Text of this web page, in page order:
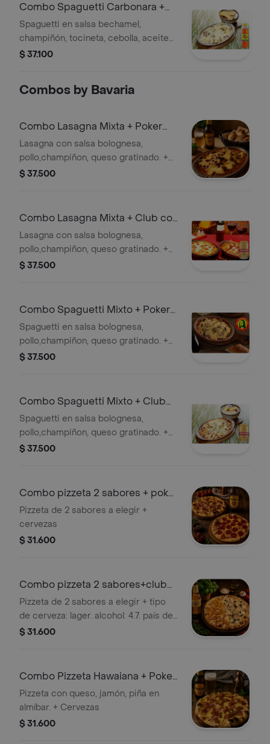
Combo Spaguetti Carbonara +
Colombiana 350 ml
Spaguetti en salsa bechamel,
champiñón, tocineta, cebolla, aceite
de oliva, queso gratinado. + Gaseosa
$ 37.100
Combos by Bavaria
Combo Lasagna Mixta + Poker
355 ml
Lasagna con salsa bolognesa,
pollo,champiñon, queso gratinado. +
Cervezas
$ 37.500
Combo Lasagna Mixta + Club col.
Dorada Lta 330ml
Lasagna con salsa bolognesa,
pollo,champiñon, queso gratinado. +
Tipo de cerveza: Lager. % Alcohol:
$ 37.500
Combo Spaguetti Mixto + Poker
355 ml
Spaguetti en salsa bolognesa,
pollo,champiñon, queso gratinado. +
Cervezas
$ 37.500
Combo Spaguetti Mixto + Club
col. Dorada Lta 330ml
Spaguetti en salsa bolognesa,
pollo,champiñon, queso gratinado. +
Tipo de cerveza: Lager. % Alcohol:
$ 37.500
Combo pizzeta 2 sabores + poker
355 ml
Pizzeta de 2 sabores a elegir +
cervezas
$ 31.600
Combo pizzeta 2 sabores+club
col. dorada
Pizzeta de 2 sabores a elegir + tipo
de cerveza: lager. alcohol: 4.7. país de
origen: colombia, club col. dorada lta
$ 31.600
Combo Pizzeta Hawaiana + Poker
355 ml
Pizzeta con queso, jamón, piña en
almíbar. + Cervezas
$ 31.600